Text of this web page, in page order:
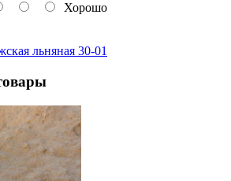
Хорошо
льняная 30-01